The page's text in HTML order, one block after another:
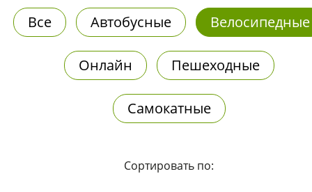
Все Автобусные Велосипедные
Онлайн Пешеходные
Самокатные
Сортировать по: